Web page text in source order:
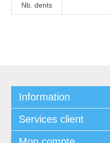
Nb. dents
Information
Services client